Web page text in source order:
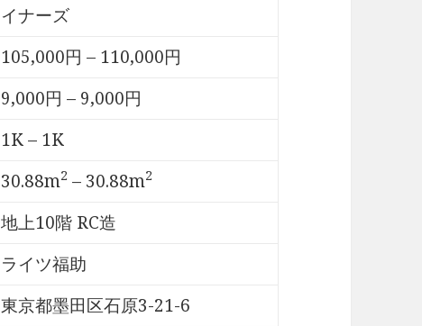
イナーズ
105,000円 – 110,000円
9,000円 – 9,000円
1K – 1K
30.88m2 – 30.88m2
地上10階 RC造
ライツ福助
東京都墨田区石原3-21-6